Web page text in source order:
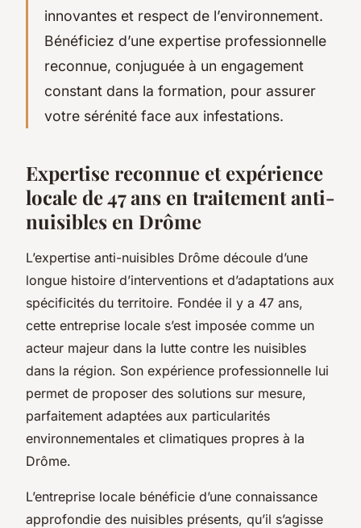
innovantes et respect de l’environnement.
Bénéficiez d’une expertise professionnelle
reconnue, conjuguée à un engagement
constant dans la formation, pour assurer
votre sérénité face aux infestations.
Expertise reconnue et expérience
locale de 47 ans en traitement anti-
nuisibles en Drôme
L’expertise anti-nuisibles Drôme découle d’une
longue histoire d’interventions et d’adaptations aux
spécificités du territoire. Fondée il y a 47 ans,
cette entreprise locale s’est imposée comme un
acteur majeur dans la lutte contre les nuisibles
dans la région. Son expérience professionnelle lui
permet de proposer des solutions sur mesure,
parfaitement adaptées aux particularités
environnementales et climatiques propres à la
Drôme.
L’entreprise locale bénéficie d’une connaissance
approfondie des nuisibles présents, qu’il s’agisse